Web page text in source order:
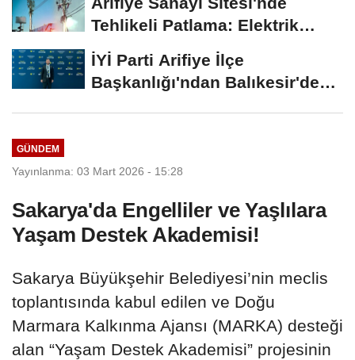
Tehlikeli Patlama: Elektrik
Altyapısı Çöktü,...
İYİ Parti Arifiye İlçe
Başkanlığı'ndan Balıkesir'deki
GÜNDEM
Yayınlanma: 03 Mart 2026 - 15:28
Sakarya'da Engelliler ve Yaşlılara
Yaşam Destek Akademisi!
Sakarya Büyükşehir Belediyesi’nin meclis
toplantısında kabul edilen ve Doğu
Marmara Kalkınma Ajansı (MARKA) desteği
alan “Yaşam Destek Akademisi” projesinin